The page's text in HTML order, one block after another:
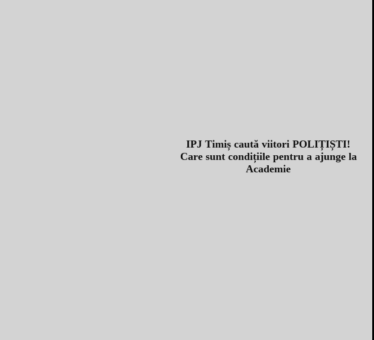
IPJ Timiș caută viitori POLIȚIȘTI!
Care sunt condițiile pentru a ajunge la
Academie